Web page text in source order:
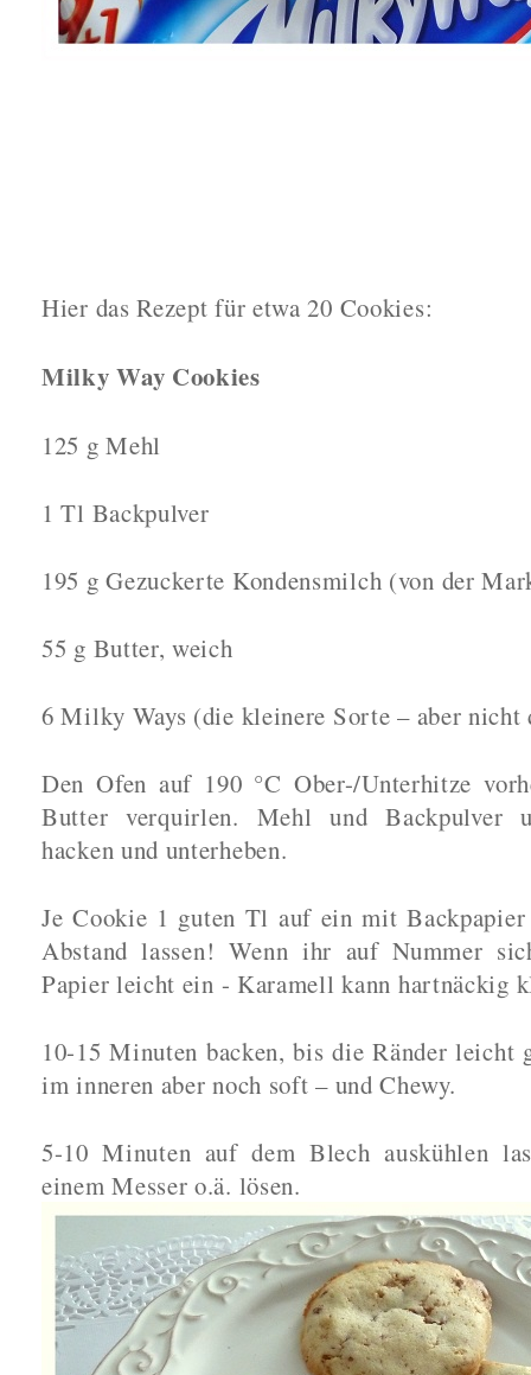
Hier das Rezept für etwa 20 Cookies:
Milky Way Cookies
125 g Mehl
1 Tl Backpulver
195 g Gezuckerte Kondensmilch (von der
55 g Butter, weich
6 Milky Ways (die kleinere Sorte – aber
Den Ofen auf 190 °C Ober-/Unterhitze
Butter verquirlen. Mehl und Backpulver
hacken und unterheben.
Je Cookie 1 guten Tl auf ein mit
Abstand lassen! Wenn ihr auf Nummer
Papier leicht ein - Karamell kann hartnäckig
10-15 Minuten backen, bis die Ränder leicht
im inneren aber noch soft – und Chewy.
5-10 Minuten auf dem Blech auskühlen
einem Messer o.ä. lösen.